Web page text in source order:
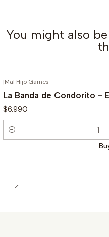
You might also
|Mal Hijo Games
La Banda de Condorito -
$6.990
Quantity